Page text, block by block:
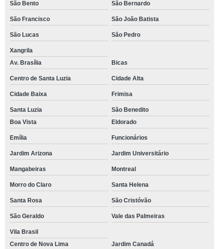
São Bento São Bernardo
São Francisco São João Batista
São Lucas São Pedro
Xangrila
Av. Brasília
Bicas
Centro de Santa Luzia Cidade Alta
Cidade Baixa Frimisa
Santa Luzia
São Benedito
Boa Vista
Eldorado
Emília Funcionários
Jardim Arizona Jardim Universitário
Mangabeiras Montreal
Morro do Claro Santa Helena
Santa Rosa São Cristóvão
São Geraldo Vale das Palmeiras
Vila Brasil
Centro de Nova Lima
Jardim Canadá